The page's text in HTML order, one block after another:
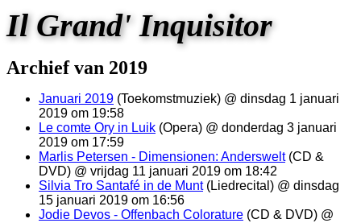
Il Grand' Inquisitor
Archief van 2019
Januari 2019 (Toekomstmuziek) @ dinsdag 1 januari
2019 om 19:58
Le comte Ory in Luik (Opera) @ donderdag 3 januari
2019 om 17:59
Marlis Petersen - Dimensionen: Anderswelt(CD &
DVD) @ vrijdag 11 januari 2019 om 18:42
Silvia Tro Santafé in de Munt(Liedrecital) @ dinsdag
15 januari 2019 om 16:56
Jodie Devos - Offenbach Colorature (CD & DVD) @